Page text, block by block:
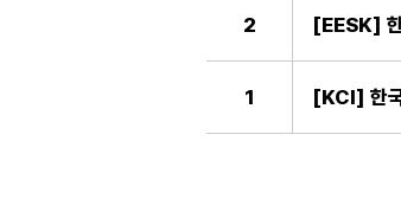
2 [EESK]
1 [KCI] 한